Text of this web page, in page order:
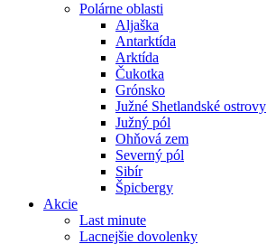
Polárne oblasti
Aljaška
Antarktída
Arktída
Čukotka
Grónsko
Južné Shetlandské ostrovy
Južný pól
Ohňová zem
Severný pól
Sibír
Špicbergy
Akcie
Last minute
Lacnejšie dovolenky